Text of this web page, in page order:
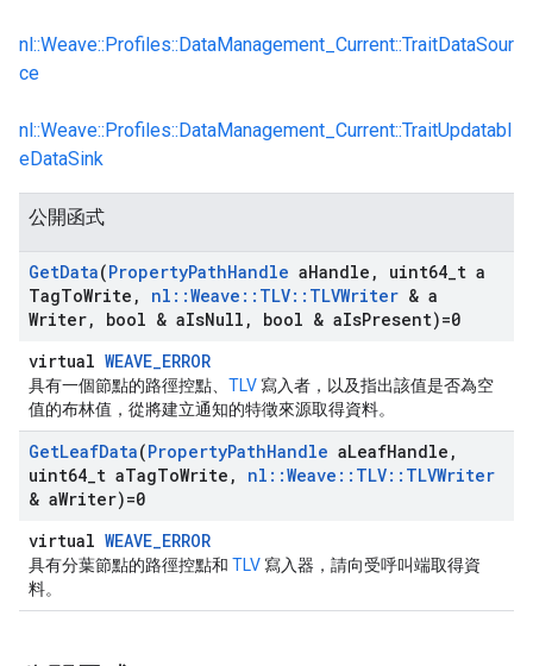
nl::Weave::Profiles::DataManagement_Current::TraitDataSour
ce
nl::Weave::Profiles::DataManagement_Current::TraitUpdatabl
eDataSink
公開函式
GetData(PropertyPathHandle aHandle , uint64 t a
TagToWrite , nl ::Weave :: TLV:: TLVWriter & a
Writer, bool & aIsNull , bool & aIsPresent)=0
virtual WEAVE_ERROR
具有一個節點的路徑控點、 TLV寫入者，以及指出該值是否為空
值的布林值，從將建立通知的特徵來源取得資料。
GetLeafData(PropertyPathHandle aLeafHandle ,
uint64 t aTagToWrite , nl ::Weave :: TLV:: TLVWriter
& aWriter)=0
virtual WEAVE_ERROR
具有分葉節點的路徑控點和 TLV寫入器，請向受呼叫端取得資
料。